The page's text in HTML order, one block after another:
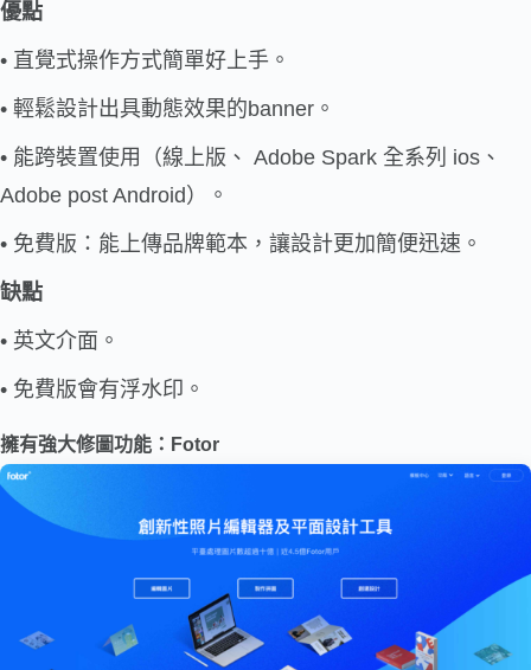
優點
• 直覺式操作方式簡單好上手。
• 輕鬆設計出具動態效果的banner。
• 能跨裝置使用（線上版、 Adobe Spark 全系列 ios、
Adobe post Android）。
• 免費版：能上傳品牌範本，讓設計更加簡便迅速。
缺點
• 英文介面。
• 免費版會有浮水印。
擁有強大修圖功能： Fotor